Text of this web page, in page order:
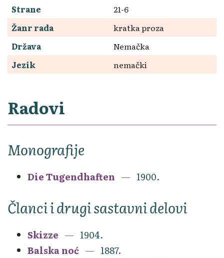
Strane
21-6
Žanr rada
kratka proza
Država
Nemačka
Jezik
nemački
Radovi
Monografije
Die Tugendhaften 1900.
Članci i drugi sastavni delovi
Skizze
1904.
Balska noć
1887.